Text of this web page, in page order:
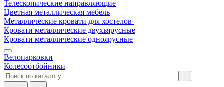
Телескопические направляющие
Цветная металлическая мебель
Металлические кровати для хостелов
Кровати металлические двухъярусные
Кровати металлические одноярусные
Велопарковки
Колесоотбойники